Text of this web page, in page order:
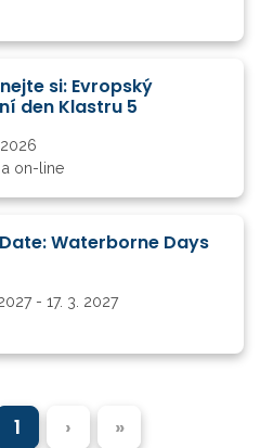
si: Evropský
den Klastru 5
2026
a on-line
Waterborne Days
- 17. 3. 2027
1 › »